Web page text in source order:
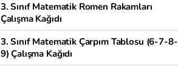
3. Sınıf Matematik Romen Rakamları
Çalışma Kağıdı
3. Sınıf Matematik Çarpım Tablosu (6-7-8-
9) Çalışma Kağıdı